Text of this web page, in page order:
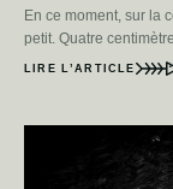
En ce moment, sur la
petit. Quatre
LIRE L’ARTICLE